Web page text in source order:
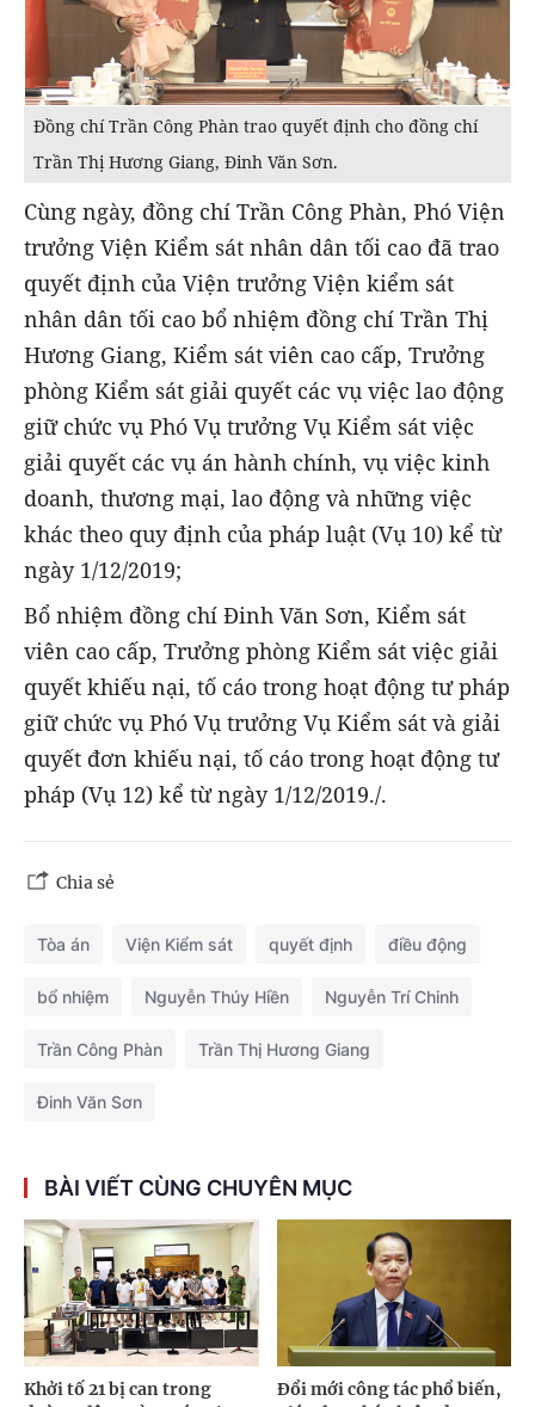
Đồng chí Trần Công Phàn trao quyết định cho đồng chí
Trần Thị Hương Giang, Đinh Văn Sơn.
Cùng ngày, đồng chí Trần Công Phàn, Phó Viện
trưởng Viện Kiểm sát nhân dân tối cao đã trao
quyết định của Viện trưởng Viện kiểm sát
nhân dân tối cao bổ nhiệm đồng chí Trần Thị
Hương Giang, Kiểm sát viên cao cấp, Trưởng
phòng Kiểm sát giải quyết các vụ việc lao động
giữ chức vụ Phó Vụ trưởng Vụ Kiểm sát việc
giải quyết các vụ án hành chính, vụ việc kinh
doanh, thương mại, lao động và những việc
khác theo quy định của pháp luật (Vụ 10) kể từ
ngày 1/12/2019;
Bổ nhiệm đồng chí Đinh Văn Sơn, Kiểm sát
viên cao cấp, Trưởng phòng Kiểm sát việc giải
quyết khiếu nại, tố cáo trong hoạt động tư pháp
giữ chức vụ Phó Vụ trưởng Vụ Kiểm sát và giải
quyết đơn khiếu nại, tố cáo trong hoạt động tư
pháp (Vụ 12) kể từ ngày 1/12/2019./.
Chia sẻ
Tòa án Viện Kiểm sát quyết định điều động
bổ nhiệm Nguyễn Thúy Hiền Nguyễn Trí Chinh
Trần Công Phàn Trần Thị Hương Giang
Đinh Văn Sơn
BÀI VIẾT CÙNG CHUYÊN MỤC
Khởi tố 21 bị can trong
Đổi mới công tác phổ biến,